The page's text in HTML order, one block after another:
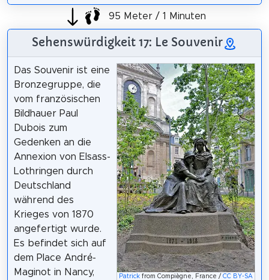
95 Meter / 1 Minuten
Sehenswürdigkeit 17: Le Souvenir
Patrick from Compiègne, France /CC BY-SA
Das Souvenir ist eine
Bronzegruppe, die
vom französischen
Bildhauer Paul
Dubois zum
Gedenken an die
Annexion von Elsass-
Lothringen durch
Deutschland
während des
Krieges von 1870
angefertigt wurde.
Es befindet sich auf
dem Place André-
Maginot in Nancy,